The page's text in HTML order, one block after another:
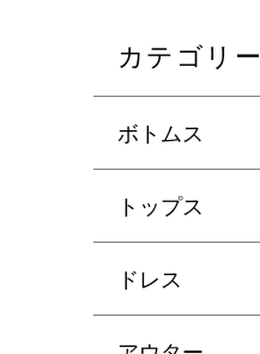
カテゴリー
ボトムス
トップス
ドレス